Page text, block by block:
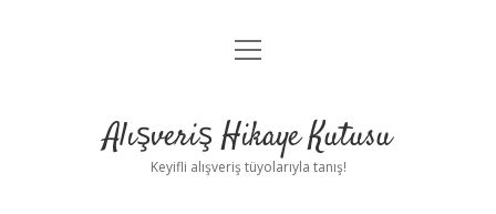
Anasayfa
Yasal Uyarı
menüyü
Alışveriş Hikaye Kutusu
Keyifli alışveriş tüyolarıyla tanış!